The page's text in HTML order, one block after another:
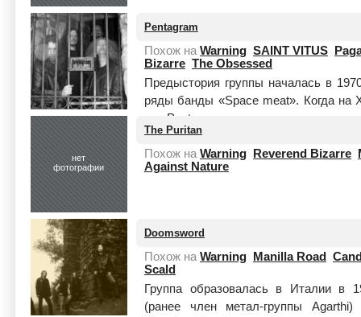
Pentagram
Похож на Warning SAINT VITUS
Bizarre The Obsessed
Предыстория группы началась в
ряды банды «Space meat». Когда на
на «Pentagram», в составе группы
нет
фотографии
The Puritan
Похож на Warning Reverend Bizarre
Against Nature
Doomsword
Похож на Warning Manilla Road
Scald
Группа образовалась в Италии в
(ранее член метал-группы